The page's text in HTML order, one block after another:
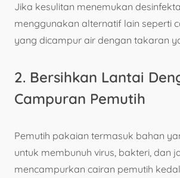
Jika kesulitan menemukan
menggunakan alternatif lain seperti
yang dicampur air dengan takaran
2. Bersihkan Lantai
Campuran Pemutih
Pemutih pakaian termasuk bahan
untuk membunuh virus, bakteri, dan
mencampurkan cairan pemutih